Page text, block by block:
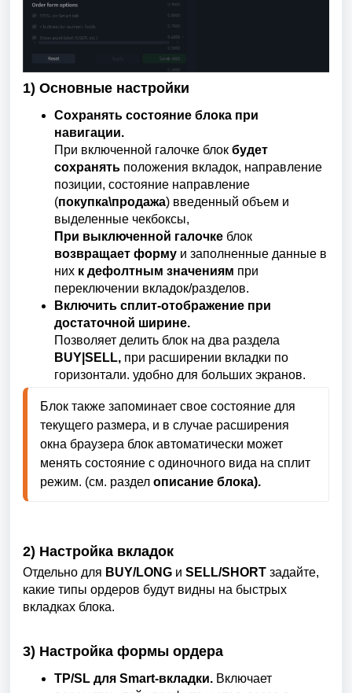
1) Основные настройки
Сохранять состояние блока при
навигации.
При включенной галочке блок будет
сохранять положения вкладок, направление
позиции, состояние направление
(покупка\продажа) введенный объем и
выделенные чекбоксы,
При выключенной галочке блок
возвращает форму и заполненные данные в
них к дефолтным значениям при
переключении вкладок/разделов.
Включить сплит-отображение при
достаточной ширине.
Позволяет делить блок на два раздела
BUY|SELL, при расширении вкладки по
горизонтали. удобно для больших экранов.
Блок также запоминает свое состояние для
текущего размера, и в случае расширения
окна браузера блок автоматически может
менять состояние с одиночного вида на сплит
режим. (см. раздел описание блока).
2) Настройка вкладок
Отдельно для BUY/LONG и SELL/SHORT задайте,
какие типы ордеров будут видны на быстрых
вкладках блока.
3) Настройка формы ордера
TP/SL для Smart-вкладки. Включает